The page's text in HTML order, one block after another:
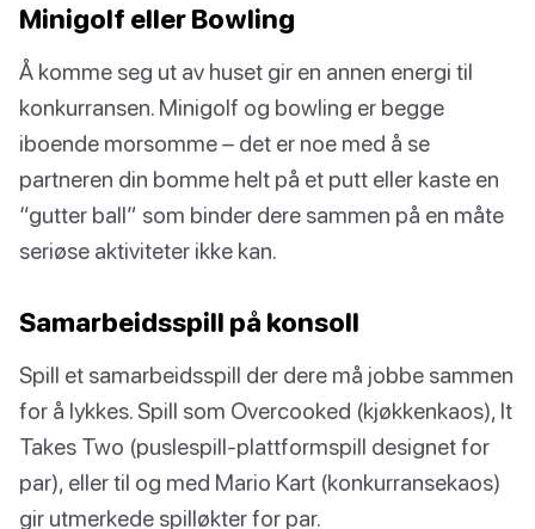
Minigolf eller Bowling
Å komme seg ut av huset gir en annen energi til
konkurransen. Minigolf og bowling er begge
iboende morsomme – det er noe med å se
partneren din bomme helt på et putt eller kaste en
“gutter ball” som binder dere sammen på en måte
seriøse aktiviteter ikke kan.
Samarbeidsspill på konsoll
Spill et samarbeidsspill der dere må jobbe sammen
for å lykkes. Spill som Overcooked (kjøkkenkaos), It
Takes Two (puslespill-plattformspill designet for
par), eller til og med Mario Kart (konkurransekaos)
gir utmerkede spilløkter for par.